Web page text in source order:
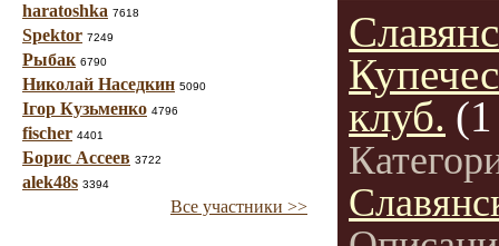
haratoshka 7618
Spektor 7249
Рыбак 6790
Николай Наседкин 5090
Ігор Кузьменко 4796
fischer 4401
Борис Ассеев 3722
alek48s 3394
Все участники >>
клуб.